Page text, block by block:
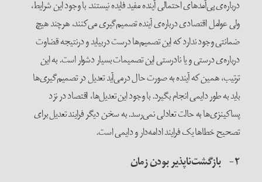
درباره‌ی پی‌آمدهای احتمالی آینده مفید فایده نیستند. با وجود این شرایط،
ولی عوامل اقتصادی درباره‌ی آینده تصمیم‌گیری می‌‌کنند، هرچند هیچ
ضمانتی وجود ندارد که این تصمیم‌ها درست دربیاید و درنتیجه قضاوت
درباره‌ی درستی و یا نادرستی این تصمیمات بسیار دشوار است. به این
ترتیب، همین که آینده به صورت حال درمی‌آید تعدیل در تصمیم‌گیری‌ها
باید به طور دایمی انجام بگیرد. با وجود این تعدیل‌ها، اقتصاد در نزد
پساکینزی‌ها به حالت تعادلی نمی‌رسد. به سخن دیگر فرایند تعدیل برای
تصحیح خطاها یک فرایند ادامه‌دار و دایمی است.
۲- بازگشت‌ناپذیر بودن زمان